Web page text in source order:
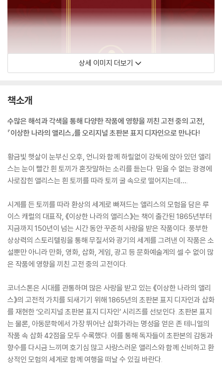
상세 이미지 더보기
책소개
수많은 해석과 각색을 통해 다양한 작품에 영향을 끼친 고전 중의 고전,
『이상한 나라의 앨리스』를 오리지널 초판본 표지 디자인으로 만나다!
황금빛 햇살이 눈부신 오후, 언니와 함께 하릴없이 강둑에 앉아 있던 앨리
스는 눈이 빨간 흰 토끼가 혼잣말하는 소리를 듣는다. 믿을 수 없는 광경에
사로잡힌 앨리스는 흰 토끼를 따라 토끼 굴 속으로 떨어지는데….
시계를 든 토끼를 따라 환상의 세계로 빠져드는 앨리스의 모험을 담은 루
이스 캐럴의 대표작, 《이상한 나라의 앨리스》는 책이 출간된 1865년부터
지금까지 150년이 넘는 시간 동안 꾸준히 사랑을 받은 작품이다. 풍부한
상상력의 스토리텔링을 통해 무질서와 광기의 세계를 그려낸 이 작품은 소
설뿐만 아니라 만화, 영화, 삽화, 게임, 광고 등 문화예술계의 셀 수 없이 많
은 작품에 영향을 끼친 고전 중의 고전이다.
코너스톤은 시대를 관통하며 많은 사랑을 받고 있는 《이상한 나라의 앨리
스》의 고전적 가치를 되새기기 위해 1865년의 초판본 표지 디자인과 삽화
를 재현한 ‘오리지널 초판본 표지 디자인’ 시리즈를 선보인다. 초판본 표지
는 물론, 아동문학에서 가장 뛰어난 삽화가라는 명성을 얻은 존 테니얼의
작품 속 삽화 42점을 모두 수록했다. 이를 통해 독자들이 초판본의 감동과
향수를 다시금 느끼며 호기심 많고 사랑스러운 앨리스와 함께 신비하고 환
상적인 모험의 세계로 함께 여행을 떠날 수 있길 바란다.